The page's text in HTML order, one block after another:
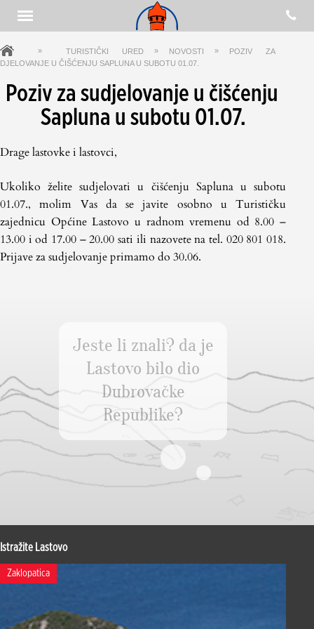
» TURISTIČKI URED » NOVOSTI »
POZIV ZA
U ČIŠĆENJU SAPLUNA U SUBOTU 01.07.
Poziv za sudjelovanje u čišćenju
Sapluna u subotu 01.07.
Drage lastovke i lastovci,
Ukoliko želite sudjelovati u čišćenju Sapluna u subotu
01.07., molim Vas da se javite osobno u Turističku
zajednicu Općine Lastovo u radnom vremenu od 8.00 –
13.00 i od 17.00 – 20.00 sati ili nazovete na tel. 020 801 018.
Prijave za sudjelovanje primamo do 30.06.
Jeste li znali? da je
Lastovo bilo dio
Dubrovačke
Republike?
Istražite Lastovo
Zaklopatica